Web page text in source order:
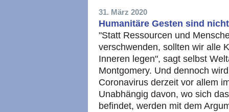
31. März 2020
Humanitäre Gesten sind
"Statt Ressourcen und
verschwenden, sollten wir alle
Inneren legen", sagt selbst
Montgomery. Und dennoch
Coronavirus derzeit vor allem
Unabhängig davon, wo sich
befindet, werden mit dem